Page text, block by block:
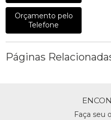
Orçamento pelo
Telefone
Páginas
Faça seu